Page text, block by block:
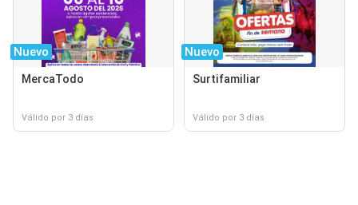
Nuevo
MercaTodo
Válido por 3 días
Nuevo
Surtifamiliar
Válido por 3 días